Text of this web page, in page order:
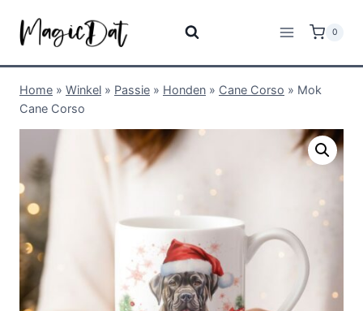
0
Home » Winkel » Passie » Honden » Cane Corso » Mok
Cane Corso